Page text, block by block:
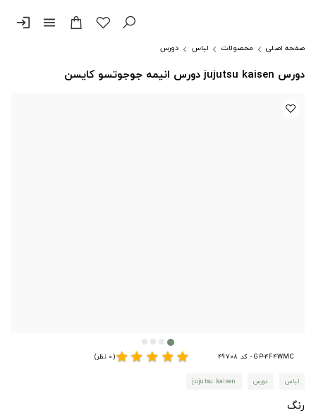
menu
login
صفحه اصلی محصولات لباس دورس
دورس jujutsu kaisen دورس انیمه جوجوتسو کایسن
GP-4F4WMC - کد 49708 star
star
star
star
star(0 نظر)
لباس دورس jujutsu kaisen
رنگ